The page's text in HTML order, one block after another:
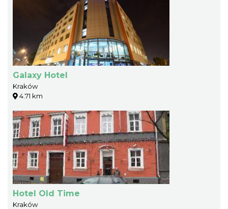
Galaxy Hotel
Kraków
4.71 km
Hotel Old Time
Kraków